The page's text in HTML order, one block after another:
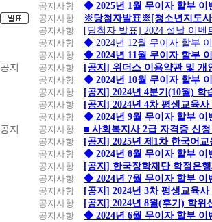
공지사항
◆ 2025년 1월 무이자 할부
공지사항
※당첨자발표※[청소년지도
공지사항
[당첨자 발표] 2024 설날 이
공지사항
◆ 2024년 12월 무이자 할부
공지사항
◆ 2024년 11월 무이자 할부
공지
공지사항
[공지] 위더스 이용약관 및 개
공지사항
◆ 2024년 10월 무이자 할부
공지사항
[공지] 2024년 4분기(10월) 학
공지사항
[공지] 2024년 4차 평생교육
공지사항
◆ 2024년 9월 무이자 할부
공지
공지사항
■ 사회복지사 2급 자격증 신
공지사항
[공지] 2025년 제1차 한국어
공지사항
◆ 2024년 8월 무이자 할부
공지사항
[공지] 한국장학재단 학점은
공지사항
◆ 2024년 7월 무이자 할부
공지사항
[공지] 2024년 3차 평생교육
공지사항
[공지] 2024년 8월(후기) 학위
공지사항
◆ 2024년 6월 무이자 할부